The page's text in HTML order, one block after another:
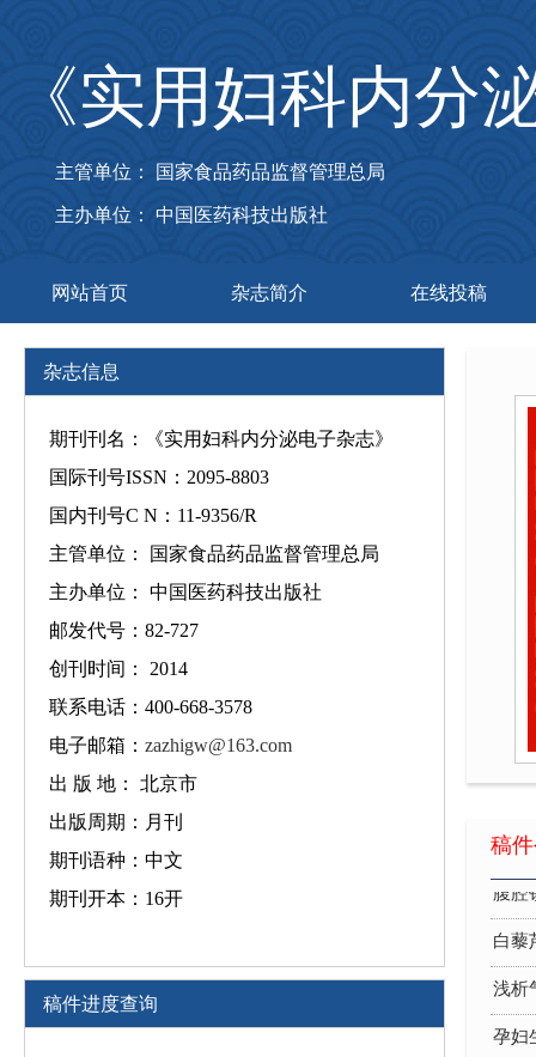
《实用妇科内分
主管单位： 国家食品药品监督管理总局
主办单位： 中国医药科技出版社
网站首页 杂志简介 在线投稿
稿
腹腔
白藜
浅析
孕妇
杂志信息
期刊刊名：《实用妇科内分泌电子杂志》
国际刊号ISSN：2095-8803
国内刊号C N：11-9356/R
主管单位： 国家食品药品监督管理总局
主办单位： 中国医药科技出版社
邮发代号：82-727
创刊时间： 2014
联系电话：400-668-3578
电子邮箱： zazhigw@163.com
出 版 地： 北京市
出版周期：月刊
期刊语种：中文
期刊开本：16开
稿件进度查询